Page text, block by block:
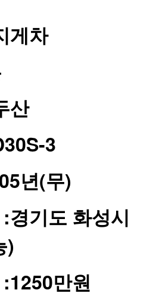
게차
산
3
년(무)
경기도 화성시
)
만원